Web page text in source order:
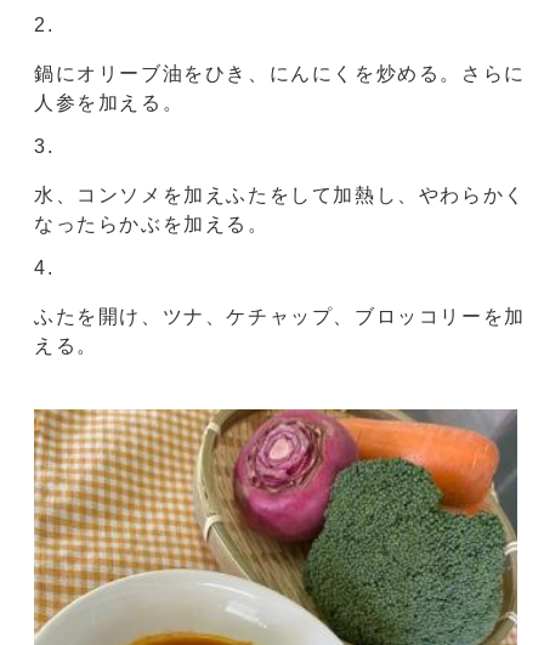
鍋にオリーブ油をひき、にんにくを炒める。さらに
人参を加える。
水、コンソメを加えふたをして加熱し、やわらかく
なったらかぶを加える。
ふたを開け、ツナ、ケチャップ、ブロッコリーを加
える。